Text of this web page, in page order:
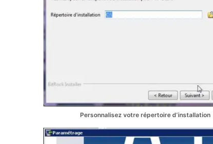
Personnalisez votre répertoire d’installation